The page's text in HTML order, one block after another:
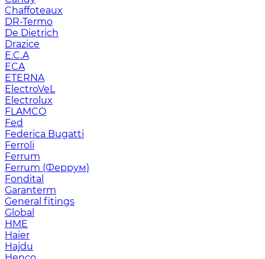
Chaffoteaux
DR-Termo
De Dietrich
Drazice
E.C.A
ECA
ETERNA
ElectroVeL
Electrolux
FLAMCO
Fed
Federica Bugatti
Ferroli
Ferrum
Ferrum (Феррум)
Fondital
Garanterm
General fitings
Global
HME
Haier
Hajdu